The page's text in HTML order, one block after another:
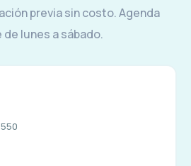
previa sin costo. Agenda
lunes a sábado.